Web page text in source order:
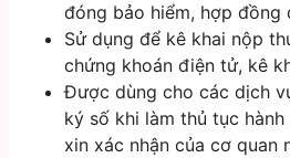
đóng bảo hiểm, hợp đồng
Sử dụng để kê khai nộp
chứng khoán điện tử, kê
Được dùng cho các dịch
ký số khi làm thủ tục
xin xác nhận của cơ quan